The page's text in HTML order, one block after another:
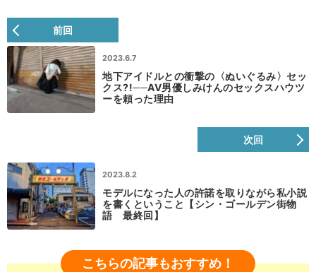
前回
2023.6.7
地下アイドルとの衝撃の〈ぬいぐるみ〉セッ
クス?!──AV男優しみけんのセックスハウツ
ーを頼った理由
次回
2023.8.2
モデルになった人の許諾を取りながら私小説
を書くということ【シン・ゴールデン街物
語 最終回】
こちらの記事もおすすめ！